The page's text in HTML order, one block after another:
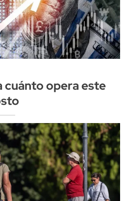
cuánto opera este